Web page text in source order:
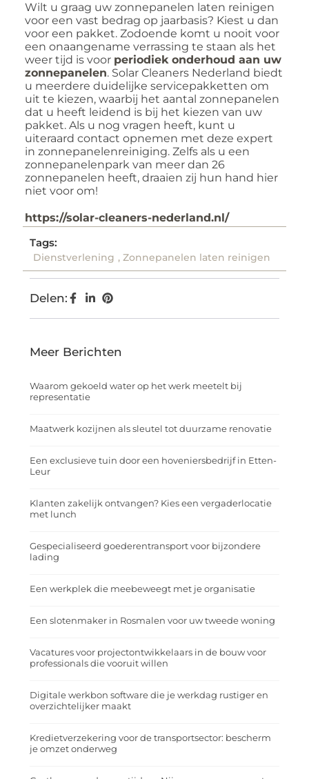
Wilt u graag uw zonnepanelen laten reinigen
voor een vast bedrag op jaarbasis? Kiest u dan
voor een pakket. Zodoende komt u nooit voor
een onaangename verrassing te staan als het
weer tijd is voor periodiek onderhoud aan uw
zonnepanelen. Solar Cleaners Nederland biedt
u meerdere duidelijke servicepakketten om
uit te kiezen, waarbij het aantal zonnepanelen
dat u heeft leidend is bij het kiezen van uw
pakket. Als u nog vragen heeft, kunt u
uiteraard contact opnemen met deze expert
in zonnepanelenreiniging. Zelfs als u een
zonnepanelenpark van meer dan 26
zonnepanelen heeft, draaien zij hun hand hier
niet voor om!
https://solar-cleaners-nederland.nl/
Tags:
Dienstverlening , Zonnepanelen laten reinigen
Delen:
Meer Berichten
Waarom gekoeld water op het werk meetelt bij
representatie
Maatwerk kozijnen als sleutel tot duurzame renovatie
Een exclusieve tuin door een hoveniersbedrijf in Etten-
Leur
Klanten zakelijk ontvangen? Kies een vergaderlocatie
met lunch
Gespecialiseerd goederentransport voor bijzondere
lading
Een werkplek die meebeweegt met je organisatie
Een slotenmaker in Rosmalen voor uw tweede woning
Vacatures voor projectontwikkelaars in de bouw voor
professionals die vooruit willen
Digitale werkbon software die je werkdag rustiger en
overzichtelijker maakt
Kredietverzekering voor de transportsector: bescherm
je omzet onderweg